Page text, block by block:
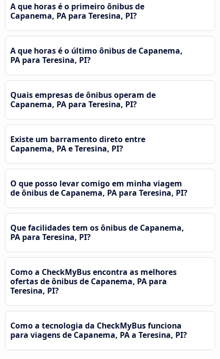
A que horas é o primeiro ônibus de
Capanema, PA para Teresina, PI?
A que horas é o último ônibus de Capanema,
PA para Teresina, PI?
Quais empresas de ônibus operam de
Capanema, PA para Teresina, PI?
Existe um barramento direto entre
Capanema, PA e Teresina, PI?
O que posso levar comigo em minha viagem
de ônibus de Capanema, PA para Teresina, PI?
Que facilidades tem os ônibus de Capanema,
PA para Teresina, PI?
Como a CheckMyBus encontra as melhores
ofertas de ônibus de Capanema, PA para
Teresina, PI?
Como a tecnologia da CheckMyBus funciona
para viagens de Capanema, PA a Teresina, PI?